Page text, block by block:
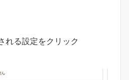
れる設定をクリック